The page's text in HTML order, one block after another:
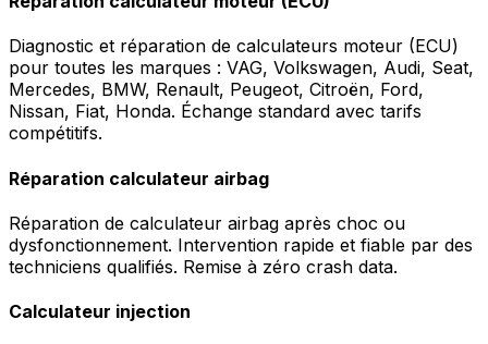
Diagnostic et réparation de calculateurs moteur (ECU)
pour toutes les marques : VAG, Volkswagen, Audi, Seat,
Mercedes, BMW, Renault, Peugeot, Citroën, Ford,
Nissan, Fiat, Honda. Échange standard avec tarifs
compétitifs.
Réparation calculateur airbag
Réparation de calculateur airbag après choc ou
dysfonctionnement. Intervention rapide et fiable par des
techniciens qualifiés. Remise à zéro crash data.
Calculateur injection